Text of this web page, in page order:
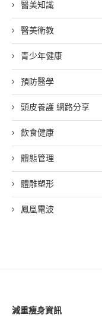
醫美知識
醫美衛教
青少年健康
預防醫學
頭皮養護 網路分享
飲食健康
體態管理
體雕塑形
鳳凰電波
減重瘦身資訊